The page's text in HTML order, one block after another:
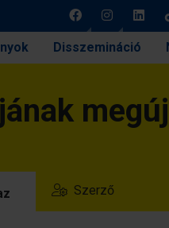
Disszemináció
Szerző